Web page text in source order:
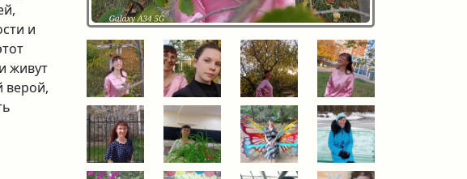
и
живут
верой,